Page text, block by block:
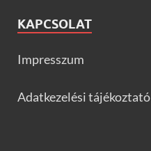
KAPCSOLAT
Impresszum
Adatkezelési tájékoztató